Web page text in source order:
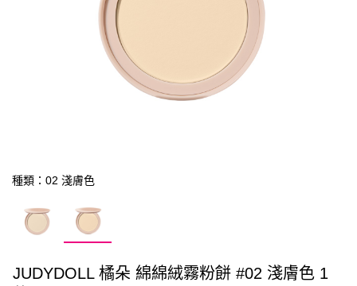
種類：02 淺膚色
JUDYDOLL 橘朵 綿綿絨霧粉餅 #02 淺膚色 1